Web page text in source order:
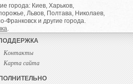
города: Киев, Харьков,
Львов, Полтава, Николаев,
и другие города.
Контакты
Карта сайта